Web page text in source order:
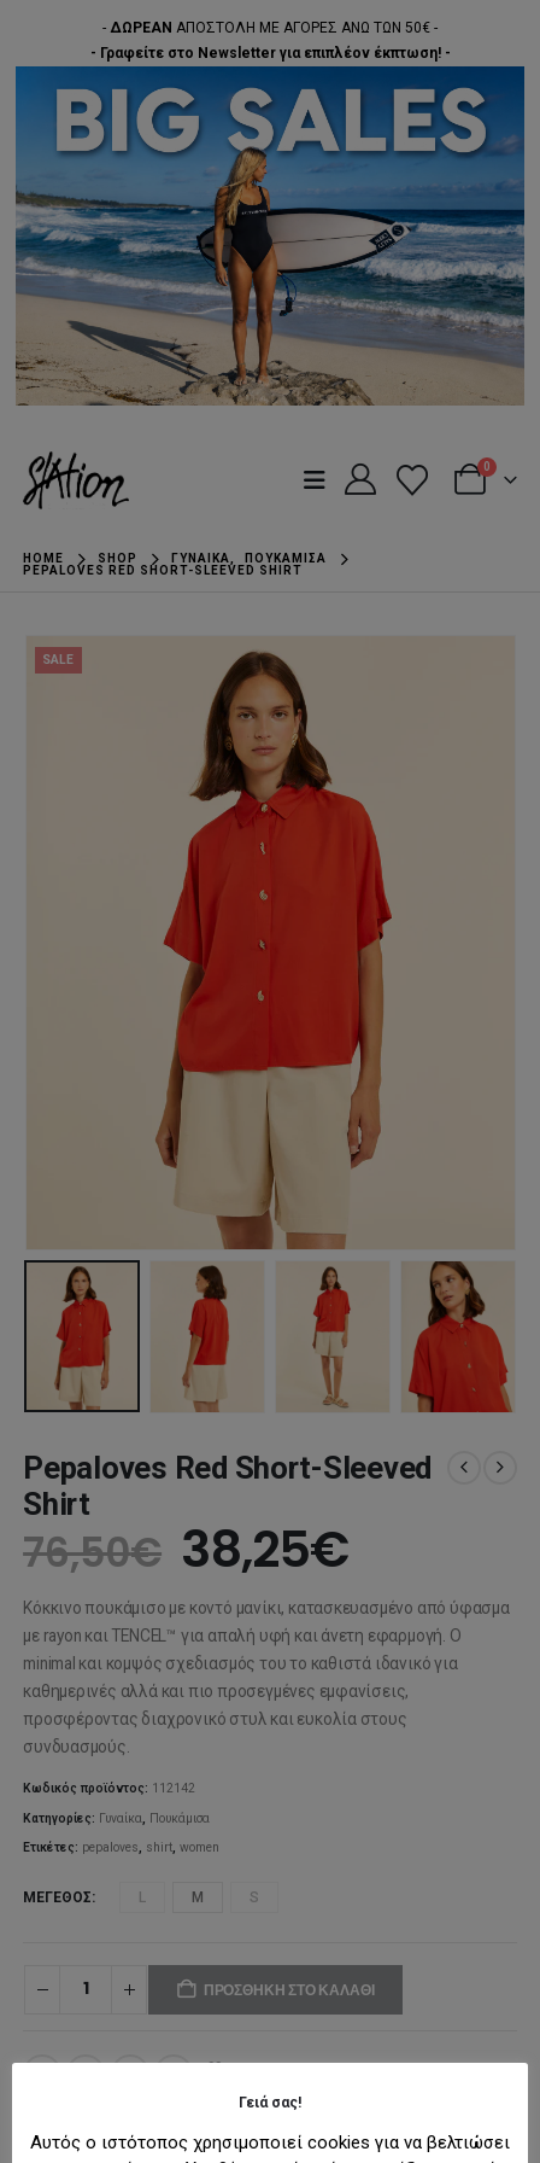
- ΔΩΡΕΑΝ ΑΠΟΣΤΟΛΗ ΜΕ ΑΓΟΡΕΣ ΑΝΩ ΤΩΝ 50€ -
- Γραφείτε στο Newsletter για επιπλέον έκπτωση! -
0
HOME SHOP ΓΥΝΑΊΚΑ,
ΠΟΥΚΆΜΙΣΑ
PEPALOVES RED SHORT-SLEEVED SHIRT
SALE
Pepaloves Red Short-Sleeved
Shirt
76,50€ Original
price
was:
76,50€.
38,25€Η
τιμή
είναι:
38,25€.
Κόκκινο πουκάμισο με κοντό μανίκι, κατασκευασμένο από ύφασμα
με rayon και TENCEL™ για απαλή υφή και άνετη εφαρμογή. Ο
minimal και κομψός σχεδιασμός του το καθιστά ιδανικό για
καθημερινές αλλά και πιο προσεγμένες εμφανίσεις,
προσφέροντας διαχρονικό στυλ και ευκολία στους
συνδυασμούς.
Κωδικός προϊόντος: 112142
Κατηγορίες: Γυναίκα, Πουκάμισα
Ετικέτες: pepaloves, shirt,women
ΜΈΓΕΘΟΣ L M S
ΠΡΟΣΘΉΚΗ ΣΤΟ ΚΑΛΆΘΙ
Γειά σας!
Αυτός ο ιστότοπος χρησιμοποιεί cookies για να βελτιώσει